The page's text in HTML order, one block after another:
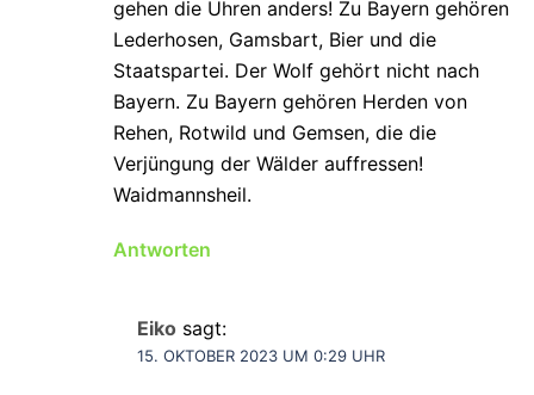
gehen die Uhren anders! Zu Bayern gehören
Lederhosen, Gamsbart, Bier und die
Staatspartei. Der Wolf gehört nicht nach
Bayern. Zu Bayern gehören Herden von
Rehen, Rotwild und Gemsen, die die
Verjüngung der Wälder auffressen!
Waidmannsheil.
Antworten
Eiko sagt:
15. OKTOBER 2023 UM 0:29 UHR